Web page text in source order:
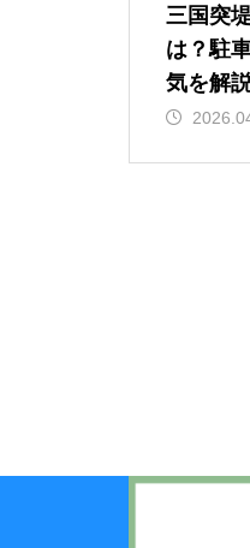
三国突
は？駐
気を解